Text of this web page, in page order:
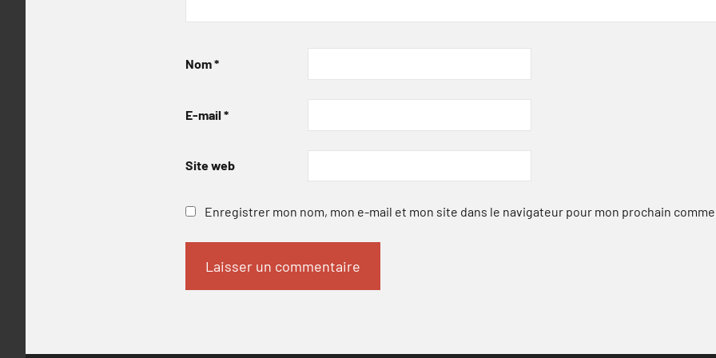
Nom*
E-mail *
Site web
Enregistrer mon nom, mon e-mail et mon site dans le navigateur pour mon prochain